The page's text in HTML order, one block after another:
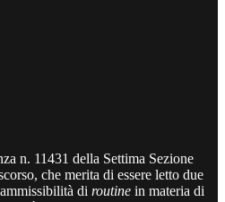
n. 11431 della Settima Sezione
che merita di essere letto due
di routine in materia di